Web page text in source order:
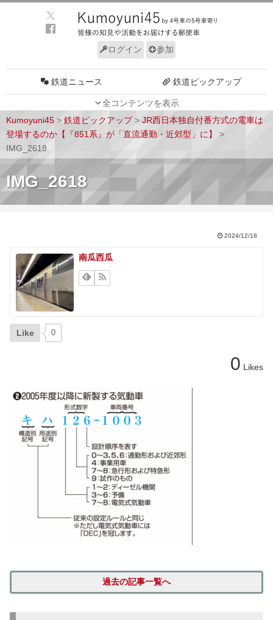
ログイン 参加
全コンテンツを表示
鉄道ニュース 鉄道ピックアップ
車両技術 路線探訪
Kumoyuni45 > 鉄道ピックアップ> JR西日本独自付番方式の電車は
登場するのか【『851系』が「直流通勤・近郊型」に】
>
IMG_2618
IMG_2618
2024/12/18
南瓜西瓜
Like 0
0 Likes
過去の記事一覧へ